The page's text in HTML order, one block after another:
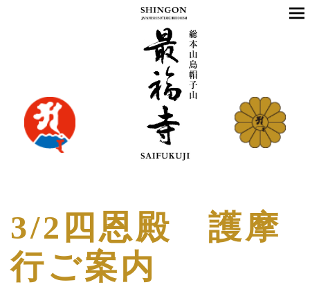
3/2四恩殿 護摩
行ご案内